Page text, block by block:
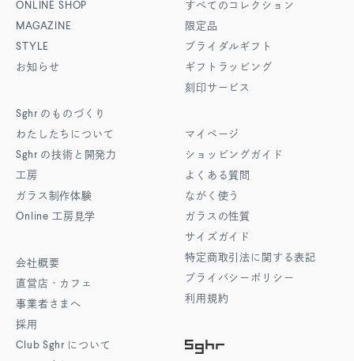
ONLINE SHOP
MAGAZINE
STYLE
お知らせ
Sghr のものづくり
わたしたちについて
Sghr の技術と開発力
工房
ガラス制作体験
Online 工房見学
会社概要
直営店・カフェ
事業者さまへ
採用
Club Sghr について
すべてのコレクション
限定品
ブライダルギフト
ギフトラッピング
刻印サービス
マイページ
ショッピングガイド
よくある質問
ながく使う
ガラスの性質
サイズガイド
特定商取引法に関する表記
プライバシーポリシー
利用規約